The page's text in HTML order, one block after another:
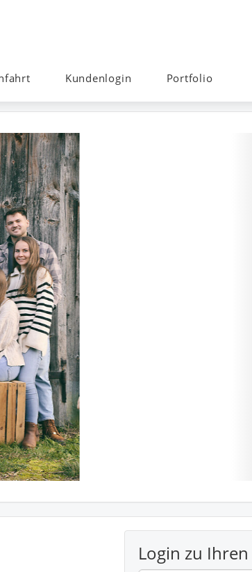
Kundenlogin Portfolio
Login zu